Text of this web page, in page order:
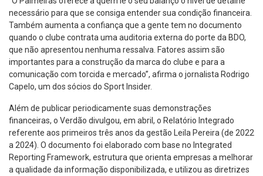
necessário para que se consiga entender sua condição financeira.
Também aumenta a confiança que a gente tem no documento
quando o clube contrata uma auditoria externa do porte da BDO,
que não apresentou nenhuma ressalva. Fatores assim são
importantes para a construção da marca do clube e para a
comunicação com torcida e mercado”, afirma o jornalista Rodrigo
Capelo, um dos sócios do Sport Insider.
Além de publicar periodicamente suas demonstrações
financeiras, o Verdão divulgou, em abril, o Relatório Integrado
referente aos primeiros três anos da gestão Leila Pereira (de 2022
a 2024). O documento foi elaborado com base no Integrated
Reporting Framework, estrutura que orienta empresas a melhorar
a qualidade da informação disponibilizada, e utilizou as diretrizes